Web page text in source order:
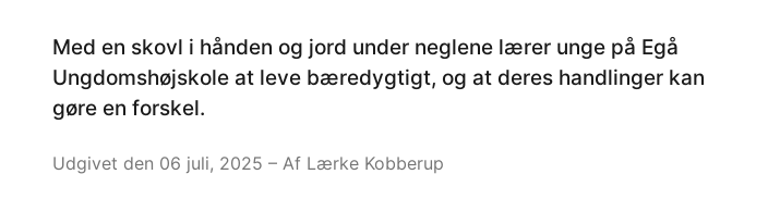
Med en skovl i hånden og jord under neglene lærer unge på Egå
Ungdomshøjskole at leve bæredygtigt, og at deres handlinger kan
gøre en forskel.
Udgivet den 06 juli, 2025 – Af Lærke Kobberup